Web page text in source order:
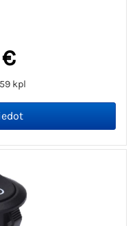
kpl